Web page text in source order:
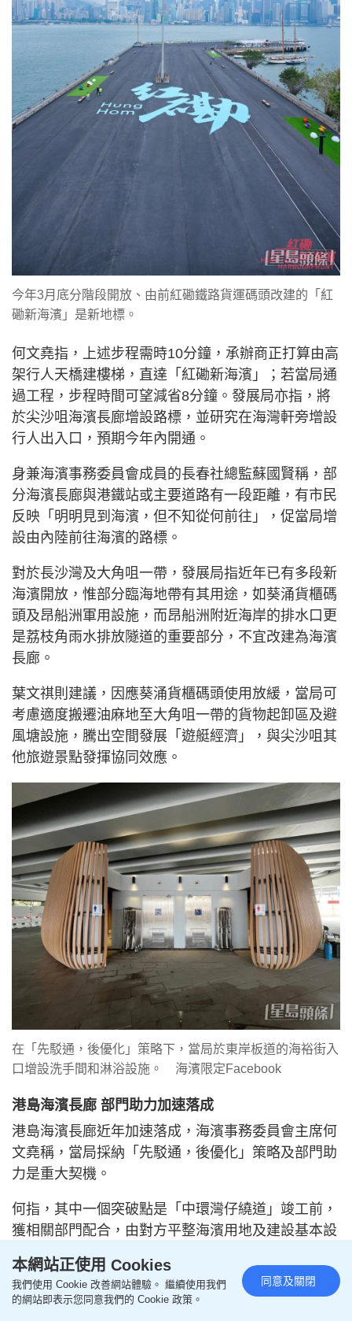
今年3月底分階段開放、由前紅磡鐵路貨運碼頭改建的「紅
磡新海濱」是新地標。
何文堯指，上述步程需時10分鐘，承辦商正打算由高
架行人天橋建樓梯，直達「紅磡新海濱」；若當局通
過工程，步程時間可望減省8分鐘。發展局亦指，將
於尖沙咀海濱長廊增設路標，並研究在海灣軒旁增設
行人出入口，預期今年內開通。
身兼海濱事務委員會成員的長春社總監蘇國賢稱，部
分海濱長廊與港鐵站或主要道路有一段距離，有市民
反映「明明見到海濱，但不知從何前往」，促當局增
設由內陸前往海濱的路標。
對於長沙灣及大角咀一帶，發展局指近年已有多段新
海濱開放，惟部分臨海地帶有其用途，如葵涌貨櫃碼
頭及昂船洲軍用設施，而昂船洲附近海岸的排水口更
是荔枝角雨水排放隧道的重要部分，不宜改建為海濱
長廊。
葉文祺則建議，因應葵涌貨櫃碼頭使用放緩，當局可
考慮適度搬遷油麻地至大角咀一帶的貨物起卸區及避
風塘設施，騰出空間發展「遊艇經濟」，與尖沙咀其
他旅遊景點發揮協同效應。
在「先駁通，後優化」策略下，當局於東岸板道的海裕街入
口增設洗手間和淋浴設施。 海濱限定Facebook
港島海濱長廊 部門助力加速落成
港島海濱長廊近年加速落成，海濱事務委員會主席何
文堯稱，當局採納「先駁通，後優化」策略及部門助
力是重大契機。
何指，其中一個突破點是「中環灣仔繞道」竣工前，
獲相關部門配合，由對方平整海濱用地及建設基本設
施後，交由海港辦事處接管，得以盡快開放；有別過
去由部門平整後交地政總署，再經政策局轉交海港辦
事處，隨後才啟動設計、招標及施工的程序。
本網站正使用 Cookies
我們使用 Cookie 改善網站體驗。 繼續使用我們
的網站即表示您同意我們的 Cookie 政策。
同意及關閉